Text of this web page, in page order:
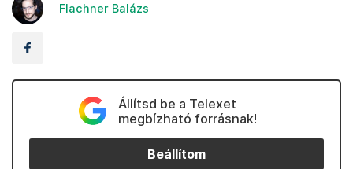
Flachner Balázs
Állítsd be a Telexet
megbízható forrásnak!
Beállítom